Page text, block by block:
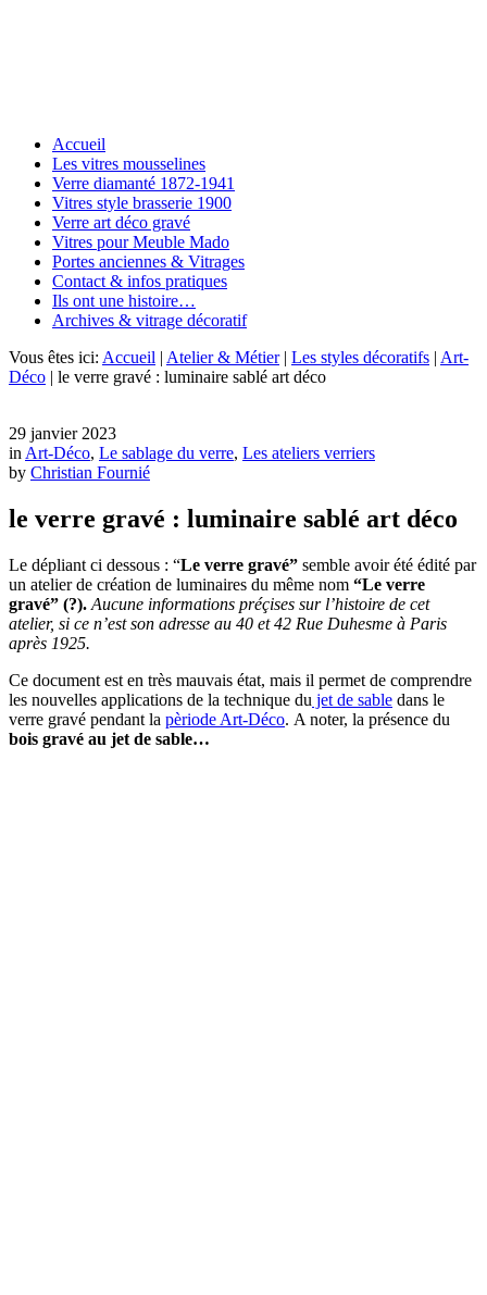
Accueil
Les vitres mousselines
Verre diamanté 1872-1941
Vitres style brasserie 1900
Verre art déco gravé
Vitres pour Meuble Mado
Portes anciennes & Vitrages
Contact & infos pratiques
Ils ont une histoire…
Archives & vitrage décoratif
Vous êtes ici: Accueil | Atelier & Métier| Les styles décoratifs | Art-
Déco | le verre gravé : luminaire sablé art déco
29 janvier 2023
in Art-Déco, Le sablage du verre, Les ateliers verriers
by Christian Fournié
le verre gravé : luminaire sablé art déco
Le dépliant ci dessous : “Le verre gravé” semble avoir été édité par
un atelier de création de luminaires du même nom “Le verre
gravé” (?). Aucune informations préçises sur l’histoire de cet
atelier, si ce n’est son adresse au 40 et 42 Rue Duhesme à Paris
après 1925.
Ce document est en très mauvais état, mais il permet de comprendre
les nouvelles applications de la technique du jet de sable dans le
verre gravé pendant la pèriode Art-Déco. A noter, la présence du
bois gravé au jet de sable…